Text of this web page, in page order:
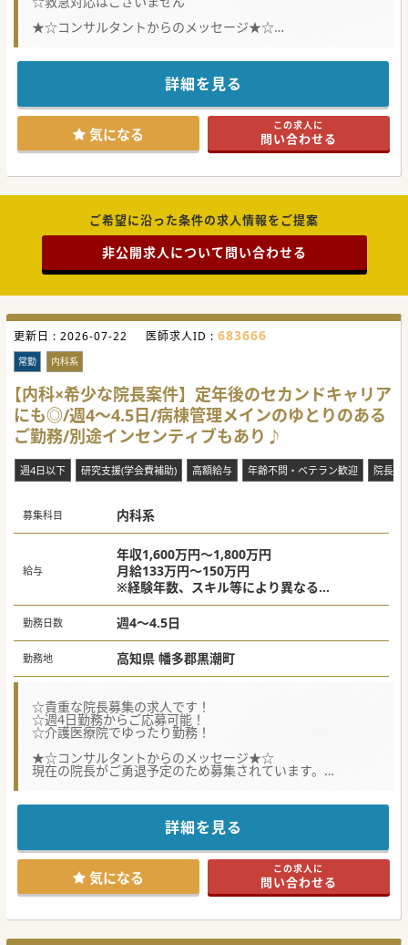
★☆コンサルタントからのメッセージ★☆
常勤医師の高齢化が進んでいるため若返りを図っておられま
セカンドキャリアを考えられているドクターにもオススメの
お気軽にお問い合わせください♪
#秋入職可
詳細を見る
気になる この求人に
問い合わせる
ご希望に沿った条件の求人情報をご提案
非公開求人について問い合わせる
更新日 : 2026-07-22 医師求人ID : 683666
常勤 内科系
【内科×希少な院長案件】定年後のセカンドキャリア
にも◎/週4～4.5日/病棟管理メインのゆとりのある
ご勤務/別途インセンティブもあり♪
週4日以下 研究支援(学会費補助) 高額給与 年齢不問・ベテラン歓迎 院長・
募集科目 内科系
給与
年収1,600万円～1,800万円
月給133万円～150万円
※経験年数、スキル等により異なる
稼働率80％～90％未満であれば＋90万円/
年、90％以上であれば180万円/月
勤務日数 週4～4.5日
勤務地 高知県 幡多郡黒潮町
☆貴重な院長募集の求人です！
☆週4日勤務からご応募可能！
☆介護医療院でゆったり勤務！
★☆コンサルタントからのメッセージ★☆
現在の院長がご勇退予定のため募集されています。
インセンティブ制度も取り入れており、頑張りが反映される
まずはお問い合わせください♪
詳細を見る
気になる この求人に
問い合わせる